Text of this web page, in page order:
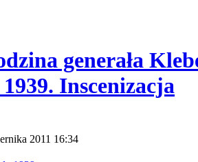
generała
Inscenizacja
2011 16:34